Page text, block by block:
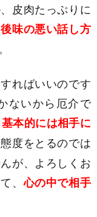
皮肉たっぷりに
後味の悪い話し方
ればいいのです
ないから厄介で
基本的には相手に
度をとるのでは
が、よろしくお
、心の中で相手